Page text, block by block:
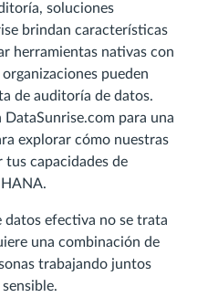
soluciones
brindan características
herramientas nativas con
pueden
de auditoría de datos.
para una
explorar cómo nuestras
tus capacidades de
datos efectiva no se trata
una combinación de
trabajando juntos